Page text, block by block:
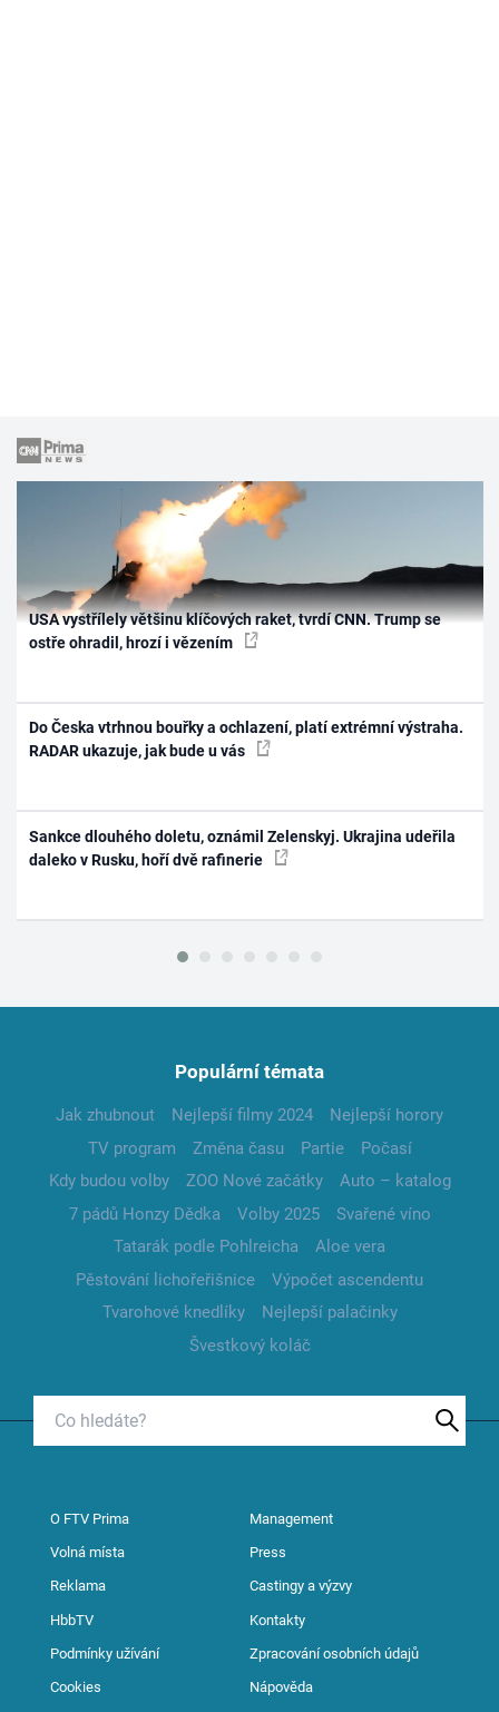
USA vystřílely většinu klíčových raket, tvrdí CNN. Trump se
ostře ohradil, hrozí i vězením
Do Česka vtrhnou bouřky a ochlazení, platí extrémní výstraha.
RADAR ukazuje, jak bude u vás
Sankce dlouhého doletu, oznámil Zelenskyj. Ukrajina udeřila
daleko v Rusku, hoří dvě rafinerie
Populární témata
Jak zhubnout Nejlepší filmy 2024
Nejlepší horory
TV program
Změna času Partie
Počasí
Kdy budou volby
ZOO Nové začátky
Auto – katalog
7 pádů Honzy Dědka
Volby 2025
Svařené víno
Tatarák podle Pohlreicha
Aloe vera
Pěstování lichořeřišnice
Výpočet ascendentu
Tvarohové knedlíky
Nejlepší palačinky
Švestkový koláč
O FTV Prima Management
Volná místa Press
Reklama Castingy a výzvy
HbbTV Kontakty
Podmínky užívání Zpracování osobních údajů
Cookies Nápověda